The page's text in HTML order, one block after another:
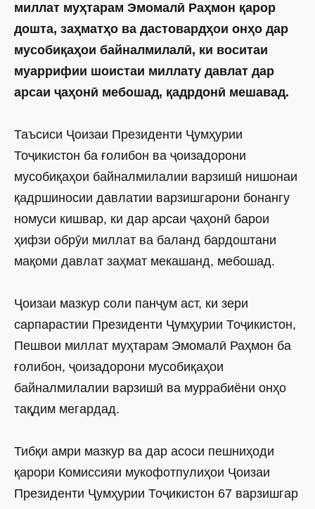
миллат муҳтарам Эмомалӣ Раҳмон қарор
дошта, заҳматҳо ва дастовардҳои онҳо дар
мусобиқаҳои байналмилалӣ, ки воситаи
муаррифии шоистаи миллату давлат дар
арсаи ҷаҳонӣ мебошад, қадрдонӣ мешавад.
Таъсиси Ҷоизаи Президенти Ҷумҳурии
Тоҷикистон ба ғолибон ва ҷоизадорони
мусобиқаҳои байналмилалии варзишӣ нишонаи
қадршиносии давлатии варзишгарони бонангу
номуси кишвар, ки дар арсаи ҷаҳонӣ барои
ҳифзи обрӯи миллат ва баланд бардоштани
мақоми давлат заҳмат мекашанд, мебошад.
Ҷоизаи мазкур соли панҷум аст, ки зери
сарпарастии Президенти Ҷумҳурии Тоҷикистон,
Пешвои миллат муҳтарам Эмомалӣ Раҳмон ба
ғолибон, ҷоизадорони мусобиқаҳои
байналмилалии варзишӣ ва муррабиёни онҳо
тақдим мегардад.
Тибқи амри мазкур ва дар асоси пешниҳоди
қарори Комиссияи мукофотпулиҳои Ҷоизаи
Президенти Ҷумҳурии Тоҷикистон 67 варзишгар